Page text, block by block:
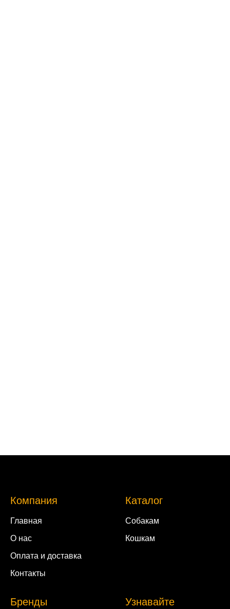
Компания
Главная
О нас
Оплата и доставка
Контакты
Каталог
Собакам
Кошкам
Бренды
Узнавайте